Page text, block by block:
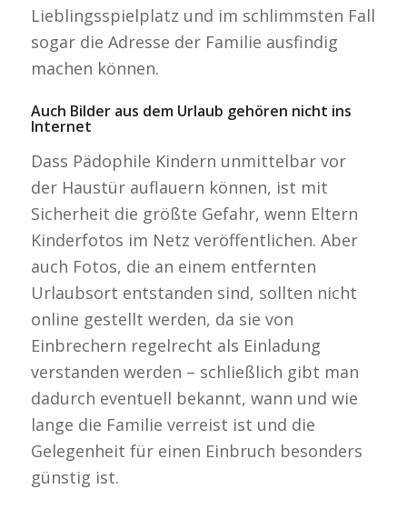
Lieblingsspielplatz und im schlimmsten Fall
sogar die Adresse der Familie ausfindig
machen können.
Auch Bilder aus dem Urlaub gehören nicht ins
Internet
Dass Pädophile Kindern unmittelbar vor
der Haustür auflauern können, ist mit
Sicherheit die größte Gefahr, wenn Eltern
Kinderfotos im Netz veröffentlichen. Aber
auch Fotos, die an einem entfernten
Urlaubsort entstanden sind, sollten nicht
online gestellt werden, da sie von
Einbrechern regelrecht als Einladung
verstanden werden – schließlich gibt man
dadurch eventuell bekannt, wann und wie
lange die Familie verreist ist und die
Gelegenheit für einen Einbruch besonders
günstig ist.